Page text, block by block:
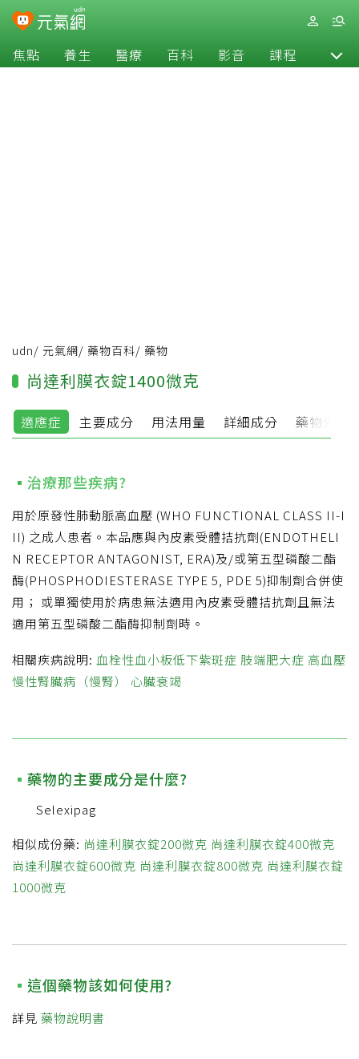
焦點 養生 醫療 百科 影音 課程 退休
udn/ 元氣網/ 藥物百科/ 藥物
尚達利膜衣錠1400微克
適應症 主要成分 用法用量 詳細成分 藥物外觀
治療那些疾病?
用於原發性肺動脈高血壓 (WHO FUNCTIONAL CLASS II-I
II) 之成人患者。本品應與內皮素受體拮抗劑(ENDOTHELI
N RECEPTOR ANTAGONIST, ERA)及/或第五型磷酸二酯
酶(PHOSPHODIESTERASE TYPE 5, PDE 5)抑制劑合併使
用； 或單獨使用於病患無法適用內皮素受體拮抗劑且無法
適用第五型磷酸二酯酶抑制劑時。
相關疾病說明: 血栓性血小板低下紫斑症 肢端肥大症 高血壓
慢性腎臟病（慢腎）
心臟衰竭
藥物的主要成分是什麼?
Selexipag
相似成份藥: 尚達利膜衣錠200微克 尚達利膜衣錠400微克
尚達利膜衣錠600微克 尚達利膜衣錠800微克 尚達利膜衣錠
1000微克
這個藥物該如何使用?
詳見 藥物說明書